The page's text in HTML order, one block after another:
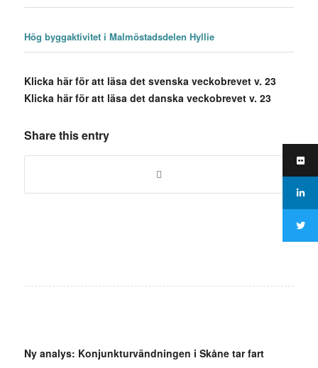
Hög byggaktivitet i Malmöstadsdelen Hyllie
Klicka här för att läsa det svenska veckobrevet v. 23
Klicka här för att läsa det danska veckobrevet v. 23
Share this entry
Ny analys: Konjunkturvändningen i Skåne tar fart